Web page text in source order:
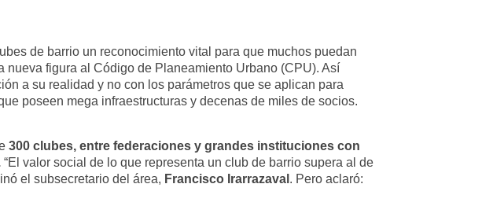
de barrio un reconocimiento vital para que muchos puedan
figura al Código de Planeamiento Urbano (CPU). Así
a su realidad y no con los parámetros que se aplican para
poseen mega infraestructuras y decenas de miles de socios.
300 clubes, entre federaciones y grandes instituciones con
“El valor social de lo que representa un club de barrio supera al de
el subsecretario del área, Francisco Irarrazaval . Pero aclaró: